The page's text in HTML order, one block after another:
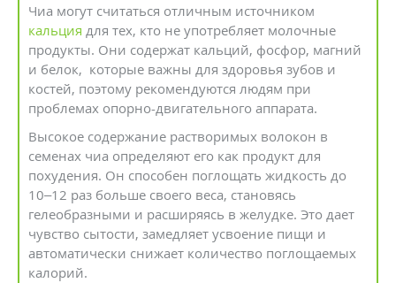
Чиа могут считаться отличным источником
кальция для тех, кто не употребляет молочные
продукты. Они содержат кальций, фосфор, магний
и белок, которые важны для здоровья зубов и
костей, поэтому рекомендуются людям при
проблемах опорно-двигательного аппарата.
Высокое содержание растворимых волокон в
семенах чиа определяют его как продукт для
похудения. Он способен поглощать жидкость до
10–12 раз больше своего веса, становясь
гелеобразными и расширяясь в желудке. Это дает
чувство сытости, замедляет усвоение пищи и
автоматически снижает количество поглощаемых
калорий.